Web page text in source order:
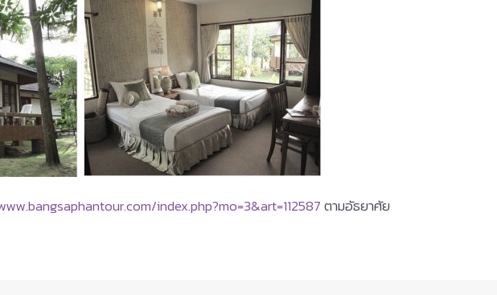
index.php?mo=3&art=112587ตามอัธยาศัย